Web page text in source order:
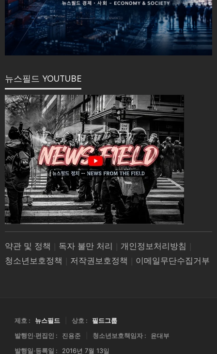
뉴스필드 YOUTUBE
약관 및 정책 | 독자 불만 처리 | 개인정보처리방침 |
청소년보호정책 | 저작권보호정책 | 이메일무단수집거부
제호 : 뉴스필드 상호 :
필드그룹
발행인·편집인 :
진용준 청소년보호책임자 :
윤대부
발행일·등록일 :
2016년 7월 13일